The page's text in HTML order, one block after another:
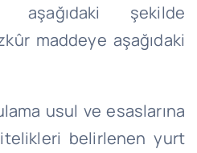
aşağıdaki şekilde
maddeye aşağıdaki
usul ve esaslarına
belirlenen yurt